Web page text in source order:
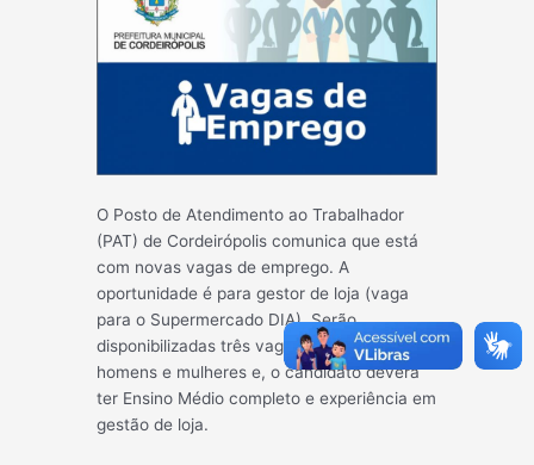
O Posto de Atendimento ao Trabalhador
(PAT) de Cordeirópolis comunica que está
com novas vagas de emprego. A
oportunidade é para gestor de loja (vaga
para o Supermercado DIA). Serão
disponibilizadas três vagas, tanto para
homens e mulheres e, o candidato deverá
ter Ensino Médio completo e experiência em
gestão de loja.